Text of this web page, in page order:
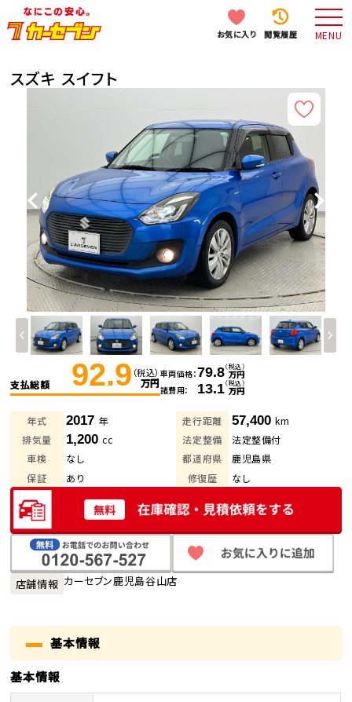
お気に入り 閲覧履歴 MENU
スズキ スイフト
支払総額 92.9 （税込）
万円
車両価格 79.8（税込）
万円
諸費用
13.1（税込）
万円
年式 2017 年 走行距離 57,400 km
排気量
1,200cc 法定整備
法定整備付
車検
なし 都道府県
鹿児島県
保証
あり 修復歴 なし
店舗情報 カーセブン鹿児島谷山店
基本情報
基本情報